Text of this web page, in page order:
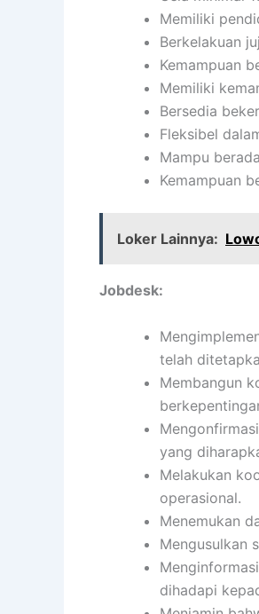
Memiliki
Berkelakuan
Kemampuan
Memiliki
Bersedia
Fleksibel
Mampu
Kemampuan
Loker Lainnya:
Jobdesk:
telah
Membangun
yang
Melakukan
operasional.
Menemukan
Mengusulkan
dihadapi